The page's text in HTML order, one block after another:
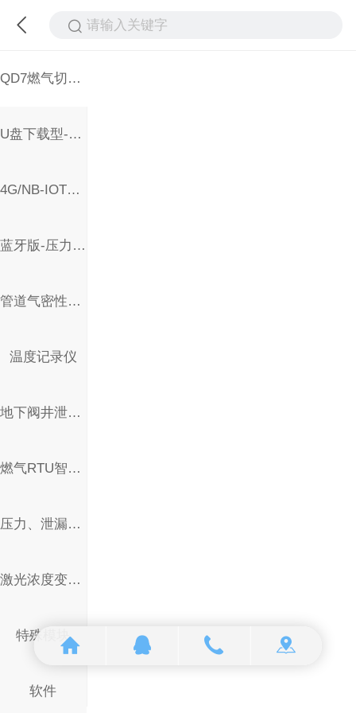
请输入关键字
QD7燃气切断保护10号令
U盘下载型-压力记录仪
4G/NB-IOT远传型-压力记录仪
蓝牙版-压力记录仪
管道气密性检验仪
温度记录仪
地下阀井泄漏监测仪
燃气RTU智能监控终端
压力、泄漏一体监测终端
激光浓度变送器
特殊模块
软件